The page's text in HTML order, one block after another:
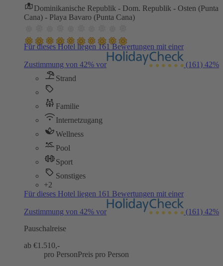
Dominikanische Republik - Dom. Republik - Osten (Punta
Cana) - Playa Bavaro (Punta Cana)
Für dieses Hotel liegen 161 Bewertungen mit einer
Zustimmung von 42% vor (161) 42%
Strand
Familie
Internetzugang
Wellness
Pool
Sport
Sonstiges
+2
Für dieses Hotel liegen 161 Bewertungen mit einer
Zustimmung von 42% vor (161) 42%
Pauschalreise
ab €1.510,-
pro PersonPreis pro Person